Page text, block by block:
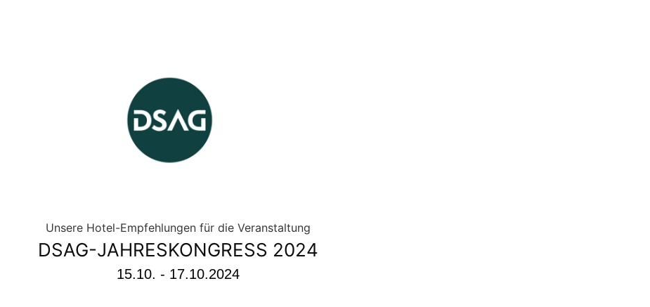
DSAG-JAHRESKONGRESS 2024
15.10. - 17.10.2024